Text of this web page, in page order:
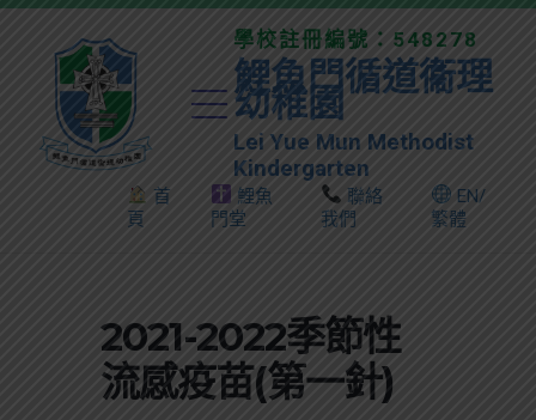
學校註冊編號：548278
鯉魚門循道衞理
幼稚園
Lei Yue Mun Methodist
Kindergarten
首
頁
鯉魚
門堂
聯絡
我們
EN/
繁體
2021-2022季節性
流感疫苗(第一針)